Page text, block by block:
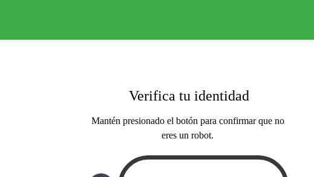
Verifica tu identidad
Mantén presionado el botón para confirmar que no
eres un robot.